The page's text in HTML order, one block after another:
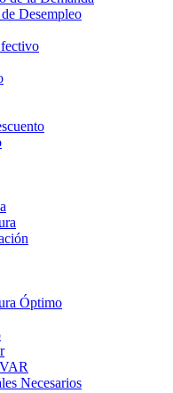
Desempleo
Óptimo
Necesarios